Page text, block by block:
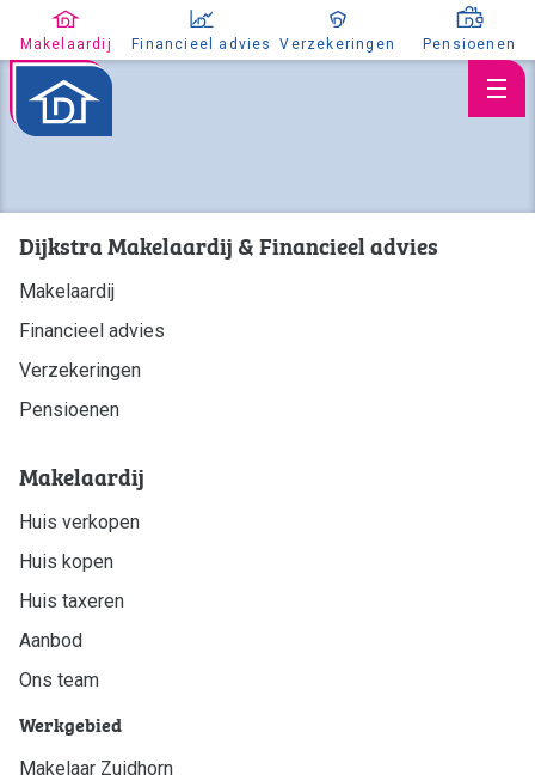
Makelaardij Financieel advies Verzekeringen Pensioenen
Dijkstra Makelaardij & Financieel advies
Makelaardij
Dijkstra Makelaardij & Financieel advies
Makelaardij
Financieel advies
Verzekeringen
Pensioenen
Makelaardij
Huis verkopen
Huis kopen
Huis taxeren
Aanbod
Ons team
Werkgebied
Makelaar Zuidhorn